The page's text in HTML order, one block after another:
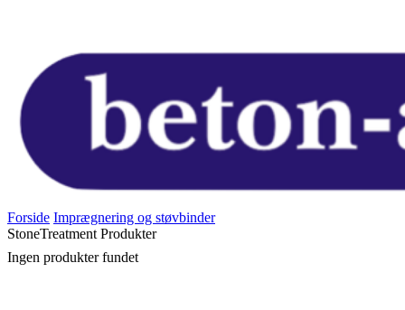
Forside Imprægnering og støvbinder
StoneTreatment Produkter
Ingen produkter fundet